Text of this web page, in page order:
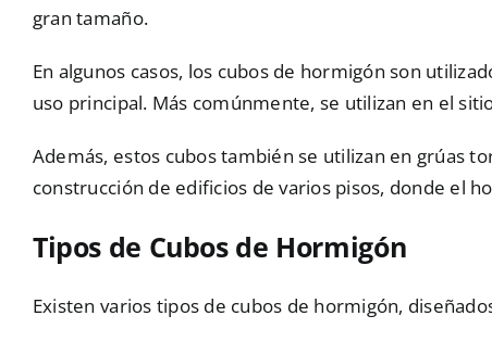
gran tamaño.
En algunos casos, los cubos de hormigón son
uso principal. Más comúnmente, se utilizan en el
Además, estos cubos también se utilizan en grúas
construcción de edificios de varios pisos, donde el
Tipos de Cubos de Hormigón
Existen varios tipos de cubos de hormigón,